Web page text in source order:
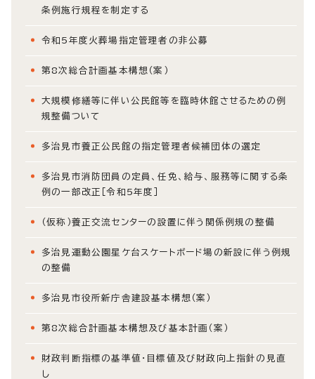
条例施行規程を制定する
令和5年度火葬場指定管理者の非公募
第8次総合計画基本構想（案）
大規模修繕等に伴い公民館等を臨時休館させるための例
規整備ついて
多治見市養正公民館の指定管理者候補団体の選定
多治見市消防団員の定員、任免、給与、服務等に関する条
例の一部改正［令和5年度］
（仮称）養正交流センターの設置に伴う関係例規の整備
多治見運動公園星ケ台スケートボード場の新設に伴う例規
の整備
多治見市役所新庁舎建設基本構想（案）
第8次総合計画基本構想及び基本計画（案）
財政判断指標の基準値・目標値及び財政向上指針の見直
し